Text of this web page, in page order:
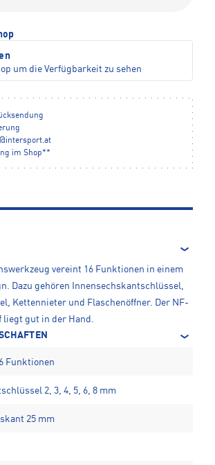
um die Verfügbarkeit zu sehen
@intersport.at
im Shop**
vereint 16 Funktionen in einem
Dazu gehören Innensechskantschlüssel,
Kettennieter und Flaschenöffner. Der NF-
gut in der Hand.
Funktionen
2, 3, 4, 5, 6, 8 mm
25 mm